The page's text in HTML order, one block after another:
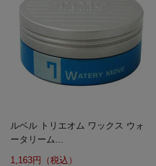
ルベル トリエオム ワックス ウォ
ータリーム...
1,163円（税込）